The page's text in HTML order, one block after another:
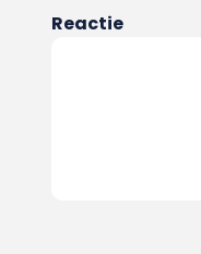
Reactie